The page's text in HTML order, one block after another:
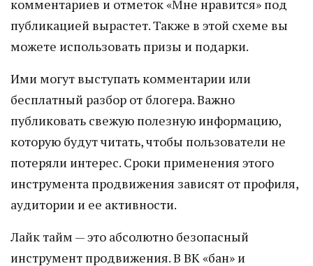
комментариев и отметок «Мне нравится» под
публикацией вырастет. Также в этой схеме вы
можете использовать призы и подарки.
Ими могут выступать комментарии или
бесплатный разбор от блогера. Важно
публиковать свежую полезную информацию,
которую будут читать, чтобы пользователи не
потеряли интерес. Сроки применения этого
инструмента продвижения зависят от профиля,
аудитории и ее активности.
Лайк тайм — это абсолютно безопасный
инструмент продвижения. В ВК «бан» и